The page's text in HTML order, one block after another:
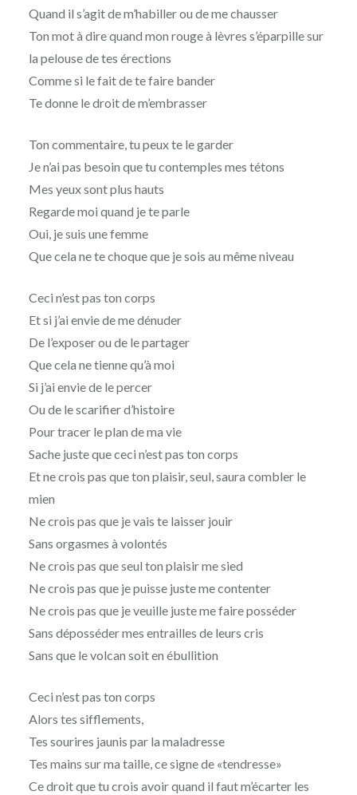
Quand il s’agit de m’habiller ou de me chausser
Ton mot à dire quand mon rouge à lèvres s’éparpille sur
la pelouse de tes érections
Comme si le fait de te faire bander
Te donne le droit de m’embrasser
Ton commentaire, tu peux te le garder
Je n’ai pas besoin que tu contemples mes tétons
Mes yeux sont plus hauts
Regarde moi quand je te parle
Oui, je suis une femme
Que cela ne te choque que je sois au même niveau
Ceci n’est pas ton corps
Et si j’ai envie de me dénuder
De l’exposer ou de le partager
Que cela ne tienne qu’à moi
Si j’ai envie de le percer
Ou de le scarifier d’histoire
Pour tracer le plan de ma vie
Sache juste que ceci n’est pas ton corps
Et ne crois pas que ton plaisir, seul, saura combler le
mien
Ne crois pas que je vais te laisser jouir
Sans orgasmes à volontés
Ne crois pas que seul ton plaisir me sied
Ne crois pas que je puisse juste me contenter
Ne crois pas que je veuille juste me faire posséder
Sans déposséder mes entrailles de leurs cris
Sans que le volcan soit en ébullition
Ceci n’est pas ton corps
Alors tes sifflements,
Tes sourires jaunis par la maladresse
Tes mains sur ma taille, ce signe de «tendresse»
Ce droit que tu crois avoir quand il faut m’écarter les